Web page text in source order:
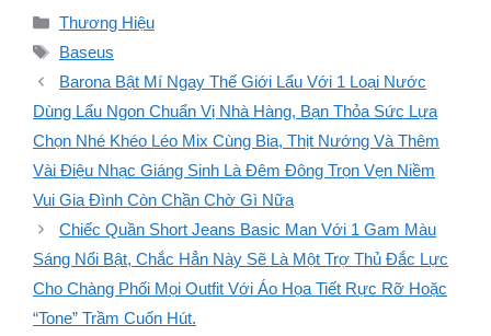
Danh
mục
Thương Hiệu
Thẻ
Baseus
Barona Bật Mí Ngay Thế Giới Lẩu Với 1 Loại Nước
Dùng Lẩu Ngon Chuẩn Vị Nhà Hàng, Bạn Thỏa Sức Lựa
Chọn Nhé Khéo Léo Mix Cùng Bia, Thịt Nướng Và Thêm
Vài Điệu Nhạc Giáng Sinh Là Đêm Đông Trọn Vẹn Niềm
Vui Gia Đình Còn Chần Chờ Gì Nữa
Chiếc Quần Short Jeans Basic Man Với 1 Gam Màu
Sáng Nổi Bật, Chắc Hẳn Này Sẽ Là Một Trợ Thủ Đắc Lực
Cho Chàng Phối Mọi Outfit Với Áo Họa Tiết Rực Rỡ Hoặc
“Tone” Trầm Cuốn Hút.